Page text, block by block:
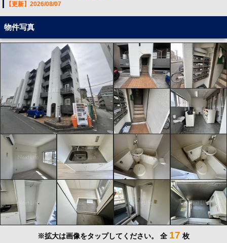
【更新】2026/08/07
物件写真
※拡大は画像をタップしてください。 全 17 枚